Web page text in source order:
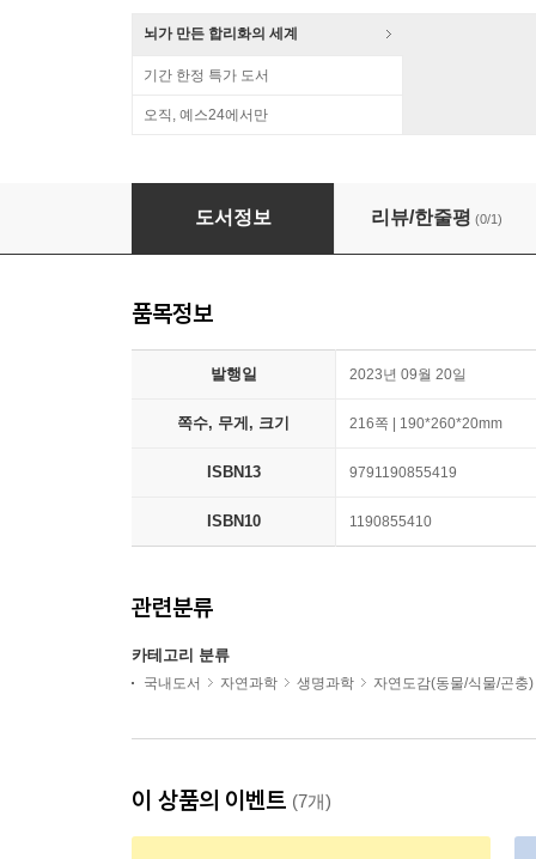
뇌가 만든 합리화의 세계
기간 한정 특가 도서
오직, 예스24에서만
여행지에서 만난 나무 이야기
도서정보 리뷰/한줄평 (0/1)
품목정보
발행일 2023년 09월 20일
쪽수, 무게, 크기 216쪽 | 190*260*20mm
ISBN13 9791190855419
ISBN10 1190855410
관련분류
카테고리 분류
국내도서 자연과학 생명과학 자연도감(동물/식물/곤충)
이 상품의 이벤트 (7개)